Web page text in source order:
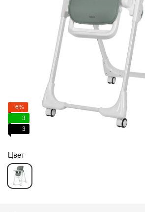
−6%
3
3
Цвет